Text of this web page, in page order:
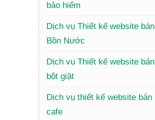
bảo hiểm
Dịch vụ Thiết kế website bán
Bồn Nước
Dịch vụ Thiết kế website bán
bột giặt
Dịch vụ thiết kế website bán
cafe